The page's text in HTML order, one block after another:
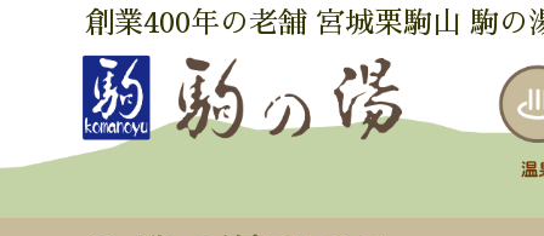
創業400年の老舗 宮城栗駒山 駒の